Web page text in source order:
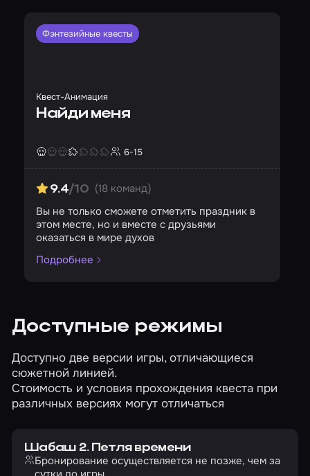
Фэнтезийные квесты
Квест-Анимация
Найди меня
6-15
9.4/10 (18 команд)
Вы не только сможете отметить праздник в
этом месте, но и вместе с друзьями
оказаться в мире духов
Подробнее
Доступные режимы
Доступно две версии игры, отличающиеся
сюжетной линией.
Стоимость и условия прохождения квеста при
различных версиях могут отличаться
Шабаш 2. Петля времени
Бронирование осуществляется не позже, чем за